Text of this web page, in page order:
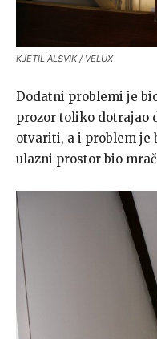
KJETIL ALSVIK / VELUX
Dodatni problemi je
prozor toliko dotrajao
otvariti, a i problem je
ulazni prostor bio